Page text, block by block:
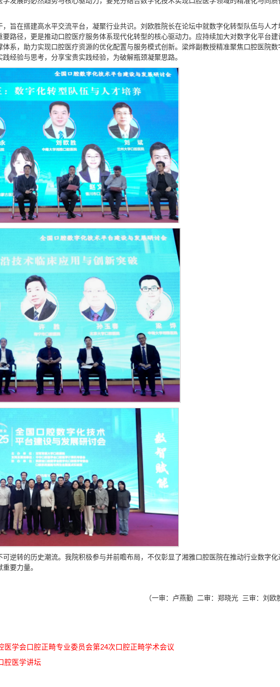
旨在搭建高水平交流平台，凝聚行业共识。刘欧胜院长在论坛中就数字化转型队伍与人才
路径，更是推动口腔医疗服务体系现代化转型的核心驱动力。应持续加大对数字化平台建
系，助力实现口腔医疗资源的优化配置与服务模式创新。梁烨副教授精准聚焦口腔医院数
经验与思考，分享宝贵实践经验，为破解瓶颈凝聚思路。
逆转的历史潮流。我院积极参与并前瞻布局，不仅彰显了湘雅口腔医院在推动行业数字化
要力量。
（一审：卢燕勤 二审：郑晓光 三审：刘欧
学会口腔正畸专业委员会第24次口腔正畸学术会议
腔医学讲坛